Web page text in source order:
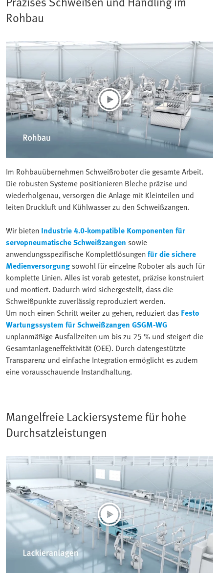
Rohbau
Im Rohbauübernehmen Schweißroboter die gesamte Arbeit.
Die robusten Systeme positionieren Bleche präzise und
wiederholgenau, versorgen die Anlage mit Kleinteilen und
leiten Druckluft und Kühlwasser zu den Schweißzangen.
Wir bieten Industrie 4.0-kompatible Komponenten für
servopneumatische Schweißzangen sowie
anwendungsspezifische Komplettlösungenfür die sichere
Medienversorgung sowohl für einzelne Roboter als auch für
komplette Linien. Alles ist vorab getestet, präzise konstruiert
und montiert. Dadurch wird sichergestellt, dass die
Schweißpunkte zuverlässig reproduziert werden.
Um noch einen Schritt weiter zu gehen, reduziert das Festo
Wartungssystem für Schweißzangen GSGM-WG
unplanmäßige Ausfallzeiten um bis zu 25 % und steigert die
Gesamtanlageneffektivität (OEE). Durch datengestützte
Transparenz und einfache Integration ermöglicht es zudem
eine vorausschauende Instandhaltung.
Mangelfreie Lackiersysteme für hohe
Durchsatzleistungen